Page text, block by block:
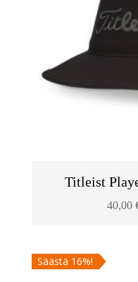
Titleist
40,00
Säästä 16%!